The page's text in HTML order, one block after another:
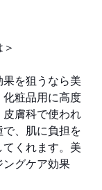
を狙うなら美
粧品用に高度
膚科で使われ
、肌に負担を
くれます。美
グケア効果